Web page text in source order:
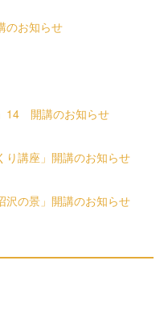
のお知らせ
14 開講のお知らせ
り講座」開講のお知らせ
沢の景」開講のお知らせ